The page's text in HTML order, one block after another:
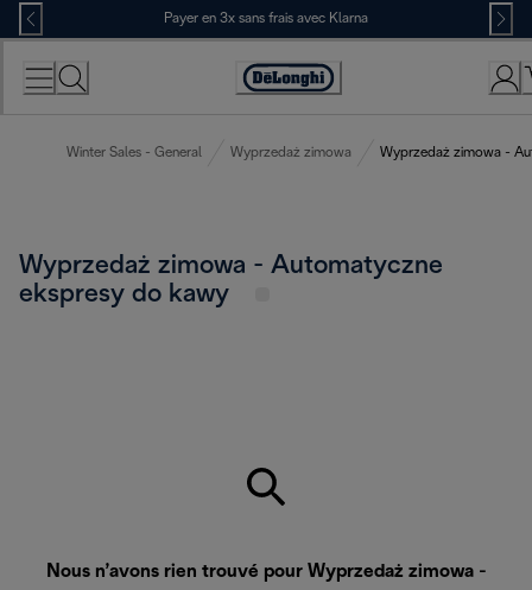
Skip
to
Content
Payer en 3x sans frais avec Klarna
Déclaration
Winter Sales - General Wyprzedaż zimowa Wyprzedaż zimowa -
Wyprzedaż zimowa - Automatyczne
ekspresy do kawy
Nous n’avons rien trouvé pour Wyprzedaż zimowa -